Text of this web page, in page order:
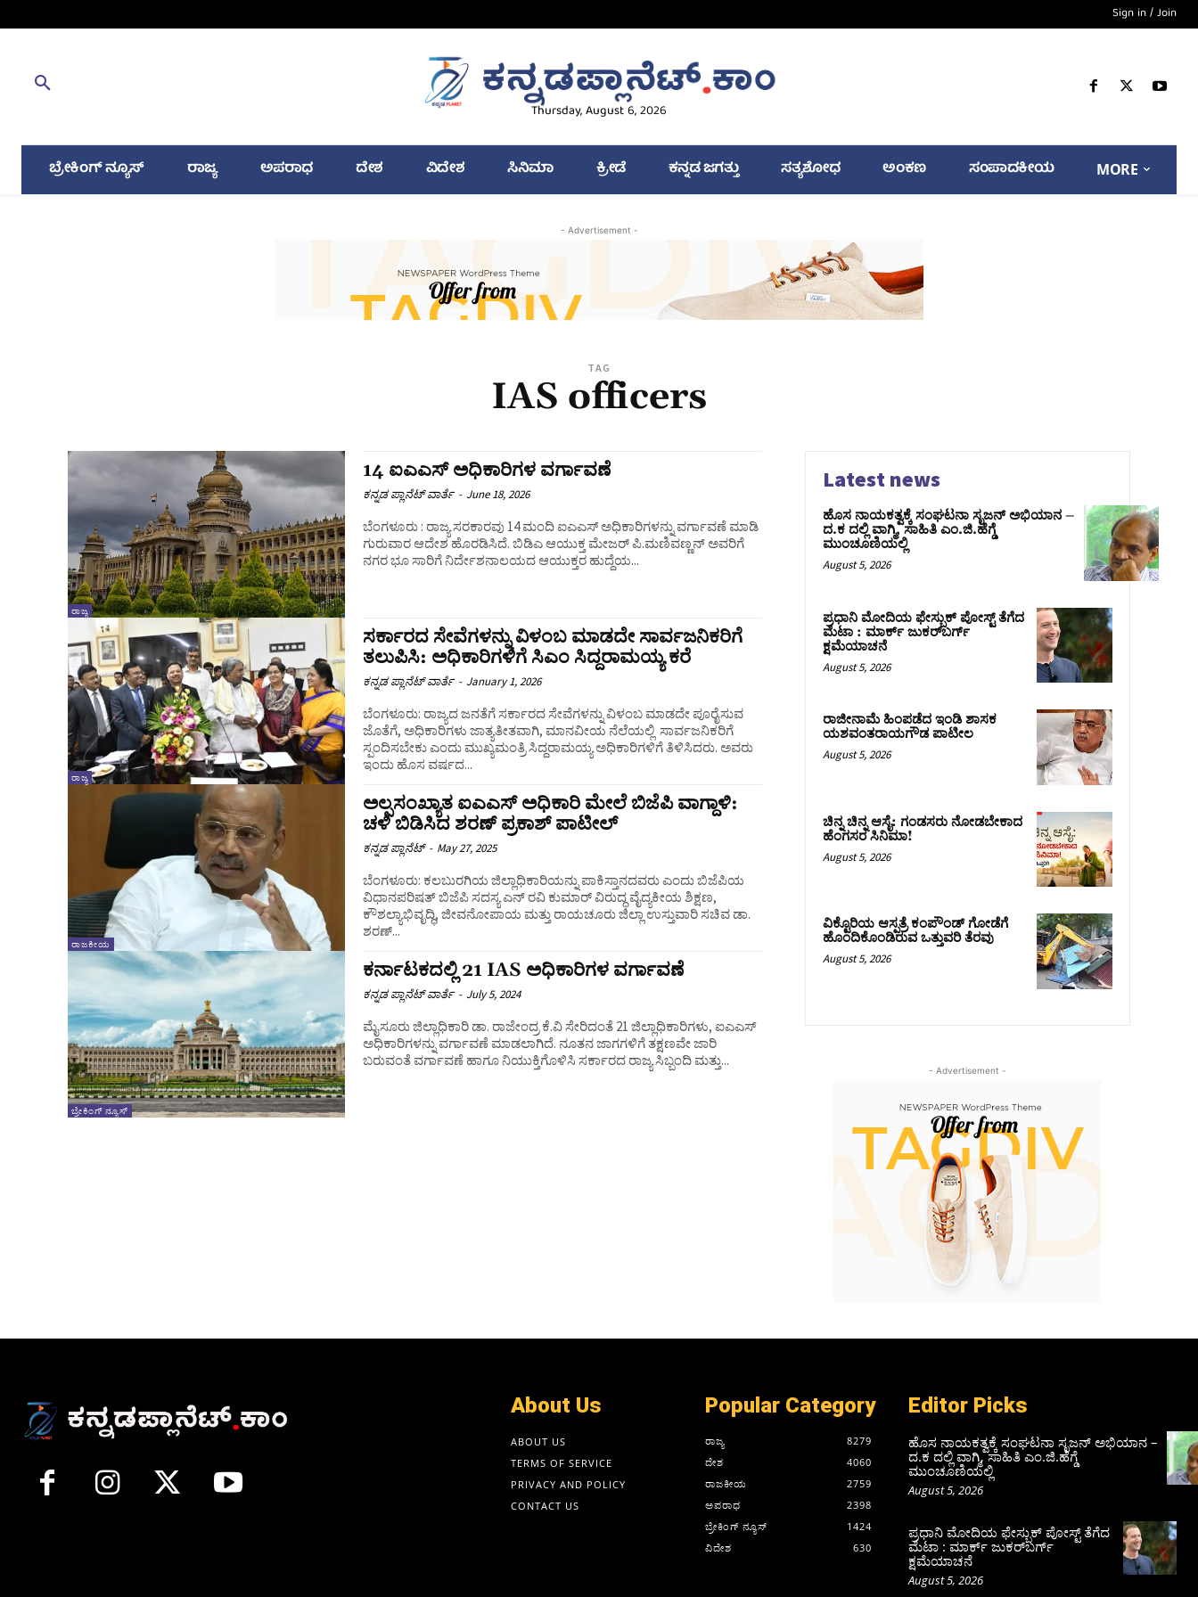
Sign in / Join
Thursday, August 6, 2026
ಬ್ರೇಕಿಂಗ್ ನ್ಯೂಸ್ ರಾಜ್ಯ ಅಪರಾಧ ದೇಶ ವಿದೇಶ ಸಿನಿಮಾ ಕ್ರೀಡೆ ಕನ್ನಡ ಜಗತ್ತು ಸತ್ಯಶೋಧ ಅಂಕಣ ಸಂಪಾದಕೀಯ MORE
- Advertisement -
TAG
IAS officers
ರಾಜ್ಯ
14 ಐಎಎಸ್ ಅಧಿಕಾರಿಗಳ ವರ್ಗಾವಣೆ
ಕನ್ನಡ ಪ್ಲಾನೆಟ್ ವಾರ್ತೆ - June 18, 2026
ಬೆಂಗಳೂರು : ರಾಜ್ಯ ಸರಕಾರವು 14 ಮಂದಿ ಐಎಎಸ್ ಅಧಿಕಾರಿಗಳನ್ನು ವರ್ಗಾವಣೆ ಮಾಡಿ
ಗುರುವಾರ ಆದೇಶ ಹೊರಡಿಸಿದೆ. ಬಿಡಿಎ ಆಯುಕ್ತ ಮೇಜರ್ ಪಿ.ಮಣಿವಣ್ಣನ್ ಅವರಿಗೆ
ನಗರ ಭೂ ಸಾರಿಗೆ ನಿರ್ದೇಶನಾಲಯದ ಆಯುಕ್ತರ ಹುದ್ದೆಯ...
ರಾಜ್ಯ
ಸರ್ಕಾರದ ಸೇವೆಗಳನ್ನು ವಿಳಂಬ ಮಾಡದೇ ಸಾರ್ವಜನಿಕರಿಗೆ
ತಲುಪಿಸಿ: ಅಧಿಕಾರಿಗಳಿಗೆ ಸಿಎಂ ಸಿದ್ದರಾಮಯ್ಯ ಕರೆ
ಕನ್ನಡ ಪ್ಲಾನೆಟ್ ವಾರ್ತೆ - January 1, 2026
ಬೆಂಗಳೂರು: ರಾಜ್ಯದ ಜನತೆಗೆ ಸರ್ಕಾರದ ಸೇವೆಗಳನ್ನು ವಿಳಂಬ ಮಾಡದೇ ಪೂರೈಸುವ
ಜೊತೆಗೆ, ಅಧಿಕಾರಿಗಳು ಜಾತ್ಯತೀತವಾಗಿ, ಮಾನವೀಯ ನೆಲೆಯಲ್ಲಿ ಸಾರ್ವಜನಿಕರಿಗೆ
ಸ್ಪಂದಿಸಬೇಕು ಎಂದು ಮುಖ್ಯಮಂತ್ರಿ ಸಿದ್ದರಾಮಯ್ಯ ಅಧಿಕಾರಿಗಳಿಗೆ ತಿಳಿಸಿದರು. ಅವರು
ಇಂದು ಹೊಸ ವರ್ಷದ...
ರಾಜಕೀಯ
ಅಲ್ಪಸಂಖ್ಯಾತ ಐಎಎಸ್ ಅಧಿಕಾರಿ ಮೇಲೆ ಬಿಜೆಪಿ ವಾಗ್ದಾಳಿ:
ಚಳಿ ಬಿಡಿಸಿದ ಶರಣ್ ಪ್ರಕಾಶ್ ಪಾಟೀಲ್
ಕನ್ನಡ ಪ್ಲಾನೆಟ್ - May 27, 2025
ಬೆಂಗಳೂರು: ಕಲಬುರಗಿಯ ಜಿಲ್ಲಾಧಿಕಾರಿಯನ್ನು ಪಾಕಿಸ್ತಾನದವರು ಎಂದು ಬಿಜೆಪಿಯ
ವಿಧಾನಪರಿಷತ್ ಬಿಜೆಪಿ ಸದಸ್ಯ ಎನ್ ರವಿ ಕುಮಾರ್ ವಿರುದ್ಧ ವೈದ್ಯಕೀಯ ಶಿಕ್ಷಣ,
ಕೌಶಲ್ಯಾಭಿವೃದ್ಧಿ, ಜೀವನೋಪಾಯ ಮತ್ತು ರಾಯಚೂರು ಜಿಲ್ಲಾ ಉಸ್ತುವಾರಿ ಸಚಿವ ಡಾ.
ಶರಣ್...
ಬ್ರೇಕಿಂಗ್ ನ್ಯೂಸ್
ಕರ್ನಾಟಕದಲ್ಲಿ 21 IAS ಅಧಿಕಾರಿಗಳ ವರ್ಗಾವಣೆ
ಕನ್ನಡ ಪ್ಲಾನೆಟ್ ವಾರ್ತೆ - July 5, 2024
ಮೈಸೂರು ಜಿಲ್ಲಾಧಿಕಾರಿ ಡಾ. ರಾಜೇಂದ್ರ ಕೆ.ವಿ ಸೇರಿದಂತೆ 21 ಜಿಲ್ಲಾಧಿಕಾರಿಗಳು, ಐಎಎಸ್
ಅಧಿಕಾರಿಗಳನ್ನು ವರ್ಗಾವಣೆ ಮಾಡಲಾಗಿದೆ. ನೂತನ ಜಾಗಗಳಿಗೆ ತಕ್ಷಣವೇ ಜಾರಿ
ಬರುವಂತೆ ವರ್ಗಾವಣೆ ಹಾಗೂ ನಿಯುಕ್ತಿಗೊಳಿಸಿ ಸರ್ಕಾರದ ರಾಜ್ಯ ಸಿಬ್ಬಂದಿ ಮತ್ತು...
Latest news
ಹೊಸ ನಾಯಕತ್ವಕ್ಕೆ ಸಂಘಟನಾ ಸೃಜನ್ ಅಭಿಯಾನ –
ದ.ಕ ದಲ್ಲಿ ವಾಗ್ಮಿ, ಸಾಹಿತಿ ಎಂ.ಜಿ.ಹೆಗ್ಡೆ
ಮುಂಚೂಣಿಯಲ್ಲಿ
August 5, 2026
ಪ್ರಧಾನಿ ಮೋದಿಯ ಫೇಸ್ಬುಕ್‌ ಪೋಸ್ಟ್‌ ತೆಗೆದ
ಮೆಟಾ : ಮಾರ್ಕ್ ಜುಕರ್‌ಬರ್ಗ್
ಕ್ಷಮೆಯಾಚನೆ
August 5, 2026
ರಾಜೀನಾಮೆ ಹಿಂಪಡೆದ ಇಂಡಿ ಶಾಸಕ
ಯಶವಂತರಾಯಗೌಡ ಪಾಟೀಲ
August 5, 2026
ಚಿನ್ನ ಚಿನ್ನ ಆಸೈ: ಗಂಡಸರು ನೋಡಬೇಕಾದ
ಹೆಂಗಸರ ಸಿನಿಮಾ!
August 5, 2026
ವಿಕ್ಟೊರಿಯ ಆಸ್ಪತ್ರೆ ಕಂಪೌಂಡ್ ಗೋಡೆಗೆ
ಹೊಂದಿಕೊಂಡಿರುವ ಒತ್ತುವರಿ ತೆರವು
August 5, 2026
- Advertisement -
About Us
ABOUT US
TERMS OF SERVICE
PRIVACY AND POLICY
CONTACT US
Popular Category
ರಾಜ್ಯ
8279
ದೇಶ
4060
ರಾಜಕೀಯ
2759
ಅಪರಾಧ
2398
ಬ್ರೇಕಿಂಗ್ ನ್ಯೂಸ್
1424
ವಿದೇಶ
630
Editor Picks
ಹೊಸ ನಾಯಕತ್ವಕ್ಕೆ ಸಂಘಟನಾ ಸೃಜನ್ ಅಭಿಯಾನ –
ದ.ಕ ದಲ್ಲಿ ವಾಗ್ಮಿ, ಸಾಹಿತಿ ಎಂ.ಜಿ.ಹೆಗ್ಡೆ
ಮುಂಚೂಣಿಯಲ್ಲಿ
August 5, 2026
ಪ್ರಧಾನಿ ಮೋದಿಯ ಫೇಸ್ಬುಕ್‌ ಪೋಸ್ಟ್‌ ತೆಗೆದ
ಮೆಟಾ : ಮಾರ್ಕ್ ಜುಕರ್‌ಬರ್ಗ್
ಕ್ಷಮೆಯಾಚನೆ
August 5, 2026